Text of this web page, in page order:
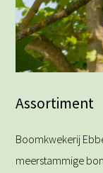
Assortiment
Boomkwekerij
meerstammige